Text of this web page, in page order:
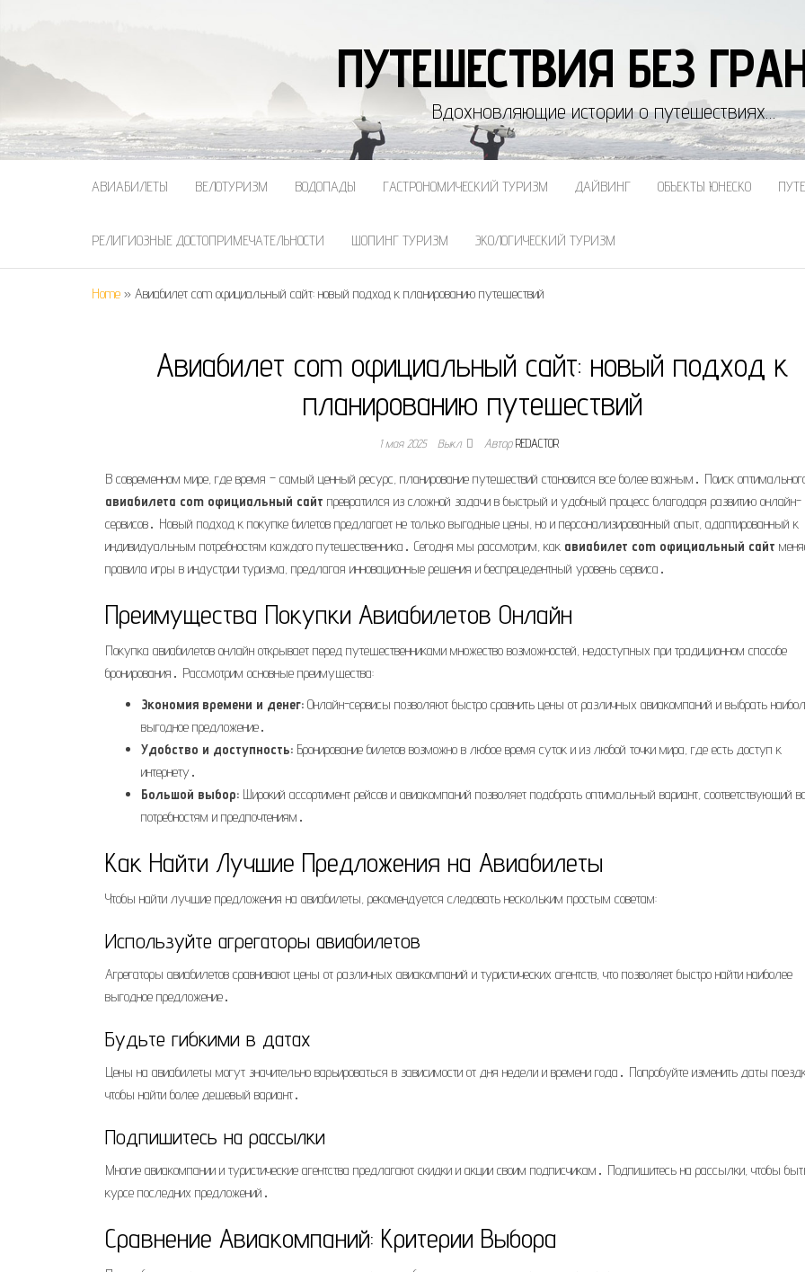
ПУТЕШЕСТВИЯ БЕЗ
Вдохновляющие истории о путешествиях…
АВИАБИЛЕТЫ ВЕЛОТУРИЗМ ВОДОПАДЫ ГАСТРОНОМИЧЕСКИЙ ТУРИЗМ ДАЙВИНГ ОБЪЕКТЫ ЮНЕСКО
РЕЛИГИОЗНЫЕ ДОСТОПРИМЕЧАТЕЛЬНОСТИ ШОПИНГ ТУРИЗМ ЭКОЛОГИЧЕСКИЙ ТУРИЗМ
Home » Авиабилет com официальный сайт: новый подход к планированию путешествий
Авиабилет com официальный сайт: новый подход к
планированию путешествий
1 мая 2025 Выкл. АвторREDACTOR
В современном мире, где время – самый ценный ресурс, планирование путешествий становится все более важным․ Поиск
авиабилета com официальный сайт превратился из сложной задачи в быстрый и удобный процесс благодаря развитию онлайн-
сервисов․ Новый подход к покупке билетов предлагает не только выгодные цены, но и персонализированный опыт, адаптированный к
индивидуальным потребностям каждого путешественника․ Сегодня мы рассмотрим, как авиабилет com официальный сайт
правила игры в индустрии туризма, предлагая инновационные решения и беспрецедентный уровень сервиса․
Преимущества Покупки Авиабилетов Онлайн
Покупка авиабилетов онлайн открывает перед путешественниками множество возможностей, недоступных при традиционном способе
бронирования․ Рассмотрим основные преимущества:
Экономия времени и денег: Онлайн-сервисы позволяют быстро сравнить цены от различных авиакомпаний и выбрать
выгодное предложение․
Удобство и доступность: Бронирование билетов возможно в любое время суток и из любой точки мира, где есть доступ к
интернету․
Большой выбор: Широкий ассортимент рейсов и авиакомпаний позволяет подобрать оптимальный вариант, соответствующий
потребностям и предпочтениям․
Как Найти Лучшие Предложения на Авиабилеты
Чтобы найти лучшие предложения на авиабилеты, рекомендуется следовать нескольким простым советам:
Используйте агрегаторы авиабилетов
Агрегаторы авиабилетов сравнивают цены от различных авиакомпаний и туристических агентств, что позволяет быстро найти наиболее
выгодное предложение․
Будьте гибкими в датах
Цены на авиабилеты могут значительно варьироваться в зависимости от дня недели и времени года․ Попробуйте изменить даты
чтобы найти более дешевый вариант․
Подпишитесь на рассылки
Многие авиакомпании и туристические агентства предлагают скидки и акции своим подписчикам․ Подпишитесь на рассылки, чтобы
курсе последних предложений․
Сравнение Авиакомпаний: Критерии Выбора